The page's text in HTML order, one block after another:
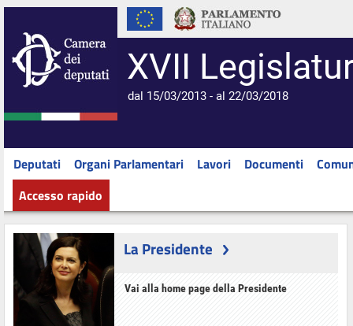
XVII
dal 15/03/2013 - al 22/03/2018
Deputati Organi Parlamentari Lavori Documenti
Accesso rapido
La Presidente
Vai alla home page della Presidente